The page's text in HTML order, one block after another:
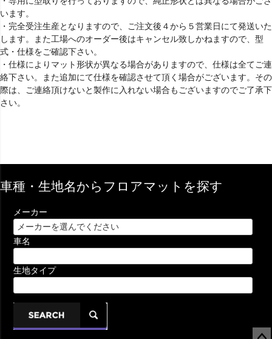
います。
・完全受注生産となりますので、ご注文後４から５営業日にて発送いた
します。また工場へのオーダー後はキャンセル致しかねますので、型
式・仕様をご確認下さい。
・仕様によりマット形状が異なる場合がありますので、仕様は全てご連
絡下さい。また追加にて仕様を確認させて頂く場合がございます。その
際は、ご連絡頂けないと製作に入れない場合もございますのでご了承下
さい。
車種・生地名からフロアマットを探す
メーカー
車名
生地タイプ